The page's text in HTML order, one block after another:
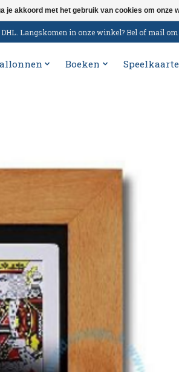
Langskomen in onze winkel? Bel of mail
Boeken
je akkoord met het gebruik van cookies om onze